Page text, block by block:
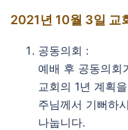
2021년 10월 3일 교
공동의회 :
예배 후 공동의회
교회의 1년 계획
주님께서 기뻐하
나눕니다.